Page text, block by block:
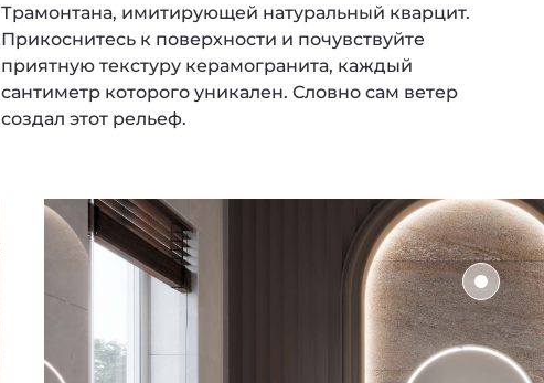
Трамонтана, имитирующей натуральный кварцит.
Прикоснитесь к поверхности и почувствуйте
приятную текстуру керамогранита, каждый
сантиметр которого уникален. Словно сам ветер
создал этот рельеф.